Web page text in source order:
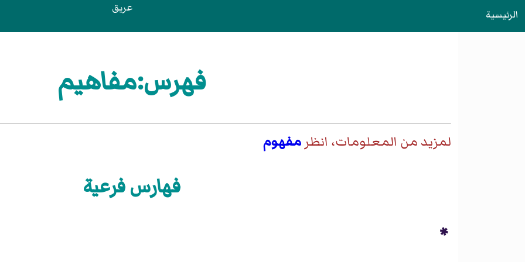
الرئيسية عريق
فهرس:مفاهيم
لمزيد من المعلومات، انظرمفهوم
فهارس فرعية
*